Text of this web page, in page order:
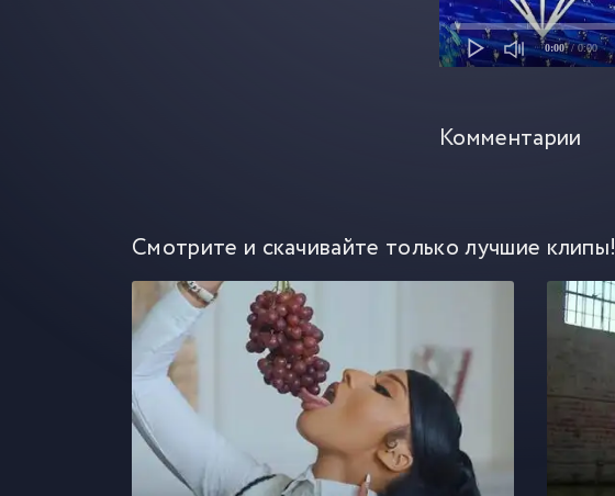
0:00 / 0:00
Комментарии
Смотрите и скачивайте только лучшие клипы!